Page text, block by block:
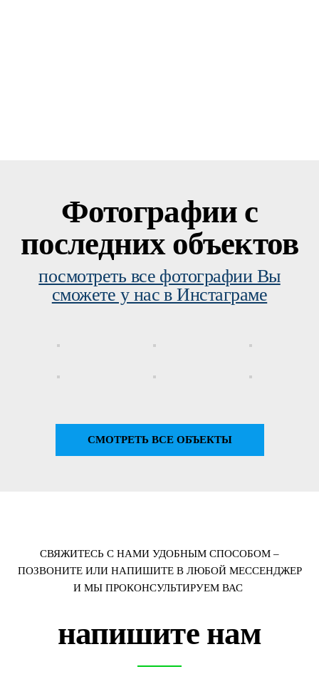
Фотографии с
последних объектов
посмотреть все фотографии Вы
сможете у нас в Инстаграме
СМОТРЕТЬ ВСЕ ОБЪЕКТЫ
СВЯЖИТЕСЬ С НАМИ УДОБНЫМ СПОСОБОМ –
ПОЗВОНИТЕ ИЛИ НАПИШИТЕ В ЛЮБОЙ МЕССЕНДЖЕР
И МЫ ПРОКОНСУЛЬТИРУЕМ ВАС
напишите нам